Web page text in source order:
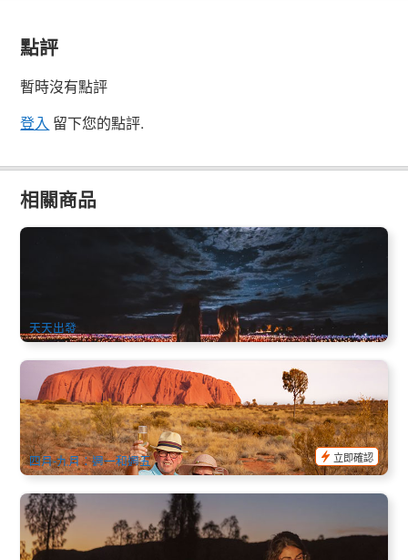
點評
暫時沒有點評
登入 留下您的點評.
相關商品
烏魯魯原野星光之旅含門票及日落香檳(Field of Light Star
AYQ08060
天天出發
4天3夜內陸全覽之旅 (烏魯魯+卡塔丘塔+帝王谷) | 帝王谷度假
村住宿2晚+艾爾斯岩內陸酒店1晚 (愛麗絲泉往返)
254 已預訂
AUD $3,199.00 $3,399.00
AYQ08068
四月-九月：週一和週五
立即確認
烏魯魯日落和聖跡岩石環遊+星空BBQ晚餐 (英文) Uluru Base
Sacred Sites Sunet & BBQ Dinner
198 已預訂